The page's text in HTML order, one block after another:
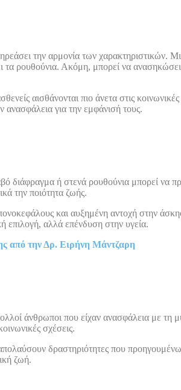
την αρμονία των χαρακτηριστικών.
ρουθούνια. Ακόμη, μπορεί να
αισθάνονται πιο άνετα στις
ανασφάλεια για την εμφάνισή τους.
διάφραγμα ή στενά ρουθούνια μπορεί να
την ποιότητα ζωής.
και αυξημένη αντοχή στην
επιλογή, αλλά επένδυση στην υγεία.
από την Δρ. Ειρήνη Μάντζαρη
άνθρωποι που είχαν ανασφάλεια με τη
σχέσεις.
δραστηριότητες που
ζωή.